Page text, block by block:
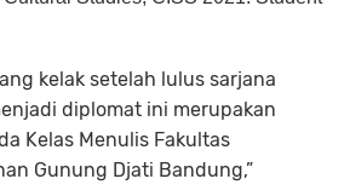
kelak setelah lulus sarjana
diplomat ini merupakan
Kelas Menulis Fakultas
Gunung Djati Bandung,”